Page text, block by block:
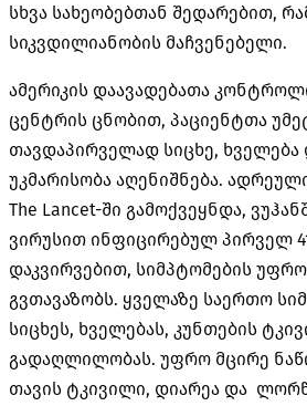
სხვა სახეობებთან შედარებით,
სიკვდილიანობის მაჩვენებელი.
ამერიკის დაავადებათა
ცენტრის ცნობით, პაციენტთა
თავდაპირველად სიცხე, ხველება
უკმარისობა აღენიშნება.
The Lancet-ში გამოქვეყნდა,
ვირუსით ინფიცირებულ პირველ
დაკვირვებით, სიმპტომების
გვთავაზობს. ყველაზე საერთო
სიცხეს, ხველებას, კუნთების
გადაღლილობას. უფრო მცირე
თავის ტკივილი, დიარეა და